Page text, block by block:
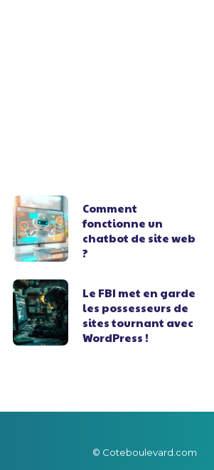
Comment
fonctionne un
chatbot de site web
?
Le FBI met en garde
les possesseurs de
sites tournant avec
WordPress !
© Coteboulevard.com